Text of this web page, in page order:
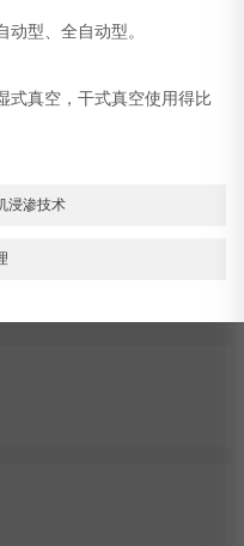
型、全自动型。
式真空，干式真空使用得比
浸渗技术